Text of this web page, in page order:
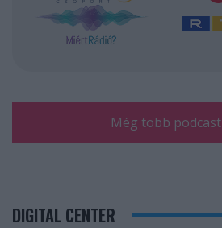
Még több podcast
DIGITAL CENTER